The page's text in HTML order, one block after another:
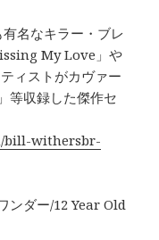
名なキラー・ブレ
My Love」や
ィストがカヴァー
等収録した傑作セ
bill-withersbr-
ンダー/12 Year Old